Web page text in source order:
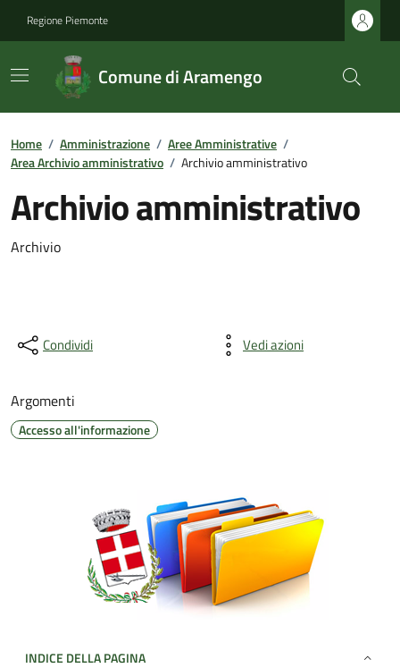
Regione Piemonte
Comune di Aramengo
Home / Amministrazione / Aree Amministrative /
Area Archivio amministrativo / Archivio amministrativo
Archivio amministrativo
Archivio
Condividi Vedi azioni
Argomenti
Accesso all'informazione
INDICE DELLA PAGINA